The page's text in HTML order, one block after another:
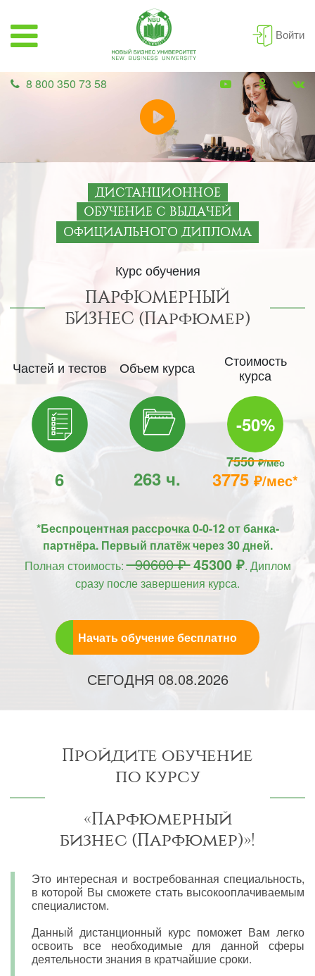
Войти
8 800 350 73 58
ДИСТАНЦИОННОЕ
ОБУЧЕНИЕ С ВЫДАЧЕЙ
ОФИЦИАЛЬНОГО ДИПЛОМА
Курс обучения
ПАРФЮМЕРНЫЙ
БИЗНЕС (Парфюмер)
Частей и тестов
6
Объем курса
263 ч.
Стоимость
курса
-50%
7550₽/мес
3775₽/мес*
*Беспроцентная рассрочка 0-0-12 от банка-
партнёра. Первый платёж через 30 дней.
Полная стоимость:90600 ₽45300 ₽. Диплом
сразу после завершения курса.
Начать обучение бесплатно
СЕГОДНЯ 08.08.2026
Пройдите обучение
по курсу
«Парфюмерный
бизнес (Парфюмер)»!
Это интересная и востребованная специальность,
в которой Вы сможете стать высокооплачиваемым
специалистом.
Данный дистанционный курс поможет Вам легко
освоить все необходимые для данной сферы
деятельности знания в кратчайшие сроки.